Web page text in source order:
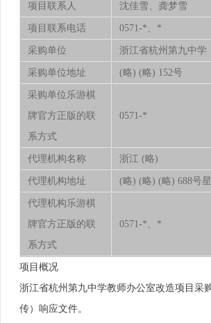
项目联系人 沈佳雪、龚梦雪
项目联系电话 0571-*、*
采购单位 浙江省杭州第九中学
采购单位地址 (略) (略) 152号
采购单位乐游棋
牌官方正版的联
系方式
0571-*
代理机构名称 浙江 (略)
代理机构地址 (略) (略) (略) 688号
代理机构乐游棋
牌官方正版的联
系方式
0571-*、*
项目概况
浙江省杭州第九中学教师办公室改造项目采
传）响应文件。